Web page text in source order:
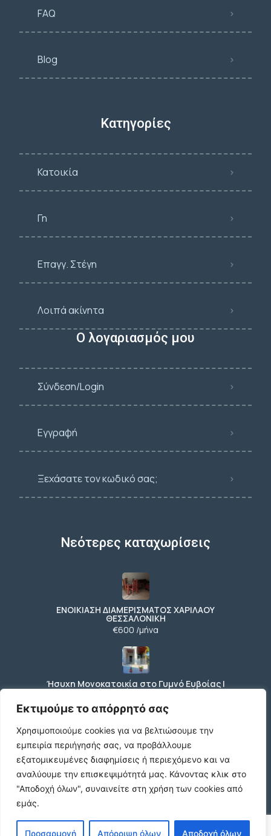
Εκτιμούμε το απόρρητό σας
Χρησιμοποιούμε cookies για να βελτιώσουμε την
εμπειρία περιήγησής σας, να προβάλλουμε
εξατομικευμένες διαφημίσεις ή περιεχόμενο και να
αναλύουμε την επισκεψιμότητά μας. Κάνοντας κλικ στο
"Αποδοχή όλων", συναινείτε στη χρήση των cookies από
εμάς.
Προσαρμογή Απόρριψη όλων Αποδοχή όλων
FAQ
Blog
Κατηγορίες
Κατοικία
Γη
Επαγγ. Στέγη
Λοιπά ακίνητα
Ο λογαριασμός μου
Σύνδεση/Login
Εγγραφή
Ξεχάσατε τον κωδικό σας;
Νεότερες καταχωρίσεις
ΕΝΟΙΚΙΑΣΗ ΔΙΑΜΕΡΙΣΜΑΤΟΣ ΧΑΡΙΛΑΟΥ
ΘΕΣΣΑΛΟΝΙΚΗ
€600 /μήνα
Ήσυχη Μονοκατοικία στο Γυμνό Ευβοίας |
Κοντά σε Θάλασσα & Βουνό
€52 /μήνα
ΕΝΟΙΚΙΑΣΗ ΔΙΑΜΕΡΙΣΜΑΤΟΣ ΧΑΡΙΛΑΟΥ
ΘΕΣΣΑΛΟΝΙΚΗ
€600 /μήνα
Κωδικος ακινητου Μ480 καταστημα στον